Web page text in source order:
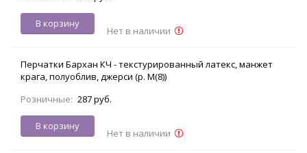
В корзину
Нет в наличии
Перчатки Бархан КЧ - текстурированный латекс, манжет
крага, полуоблив, джерси (р. M(8))
Розничные: 287 руб.
В корзину
Нет в наличии